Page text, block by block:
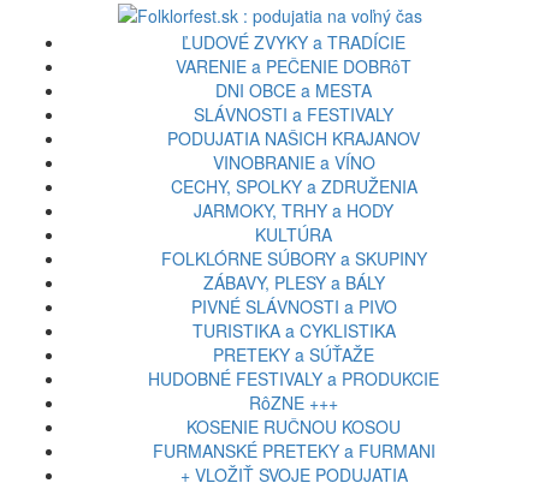
ĽUDOVÉ ZVYKY a TRADÍCIE
VARENIE a PEČENIE DOBRôT
DNI OBCE a MESTA
SLÁVNOSTI a FESTIVALY
PODUJATIA NAŠICH KRAJANOV
VINOBRANIE a VÍNO
CECHY, SPOLKY a ZDRUŽENIA
JARMOKY, TRHY a HODY
KULTÚRA
FOLKLÓRNE SÚBORY a SKUPINY
ZÁBAVY, PLESY a BÁLY
PIVNÉ SLÁVNOSTI a PIVO
TURISTIKA a CYKLISTIKA
PRETEKY a SÚŤAŽE
HUDOBNÉ FESTIVALY a PRODUKCIE
RôZNE +++
KOSENIE RUČNOU KOSOU
FURMANSKÉ PRETEKY a FURMANI
+ VLOŽIŤ SVOJE PODUJATIA